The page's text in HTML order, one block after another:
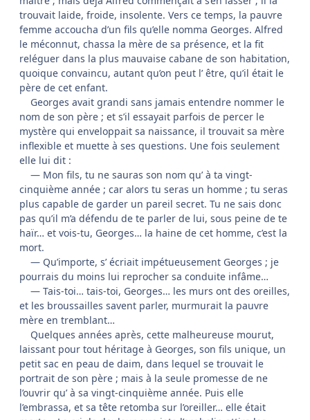
trouvait laide, froide, insolente. Vers ce temps, la pauvre
femme accoucha d’un fils qu’elle nomma Georges. Alfred
le méconnut, chassa la mère de sa présence, et la fit
reléguer dans la plus mauvaise cabane de son habitation,
quoique convaincu, autant qu’on peut l’ être, qu’il était le
père de cet enfant.
Georges avait grandi sans jamais entendre nommer le
nom de son père ; et s’il essayait parfois de percer le
mystère qui enveloppait sa naissance, il trouvait sa mère
inflexible et muette à ses questions. Une fois seulement
elle lui dit :
— Mon fils, tu ne sauras son nom qu’ à ta vingt-
cinquième année ; car alors tu seras un homme ; tu seras
plus capable de garder un pareil secret. Tu ne sais donc
pas qu’il m’a défendu de te parler de lui, sous peine de te
haïr… et vois-tu, Georges… la haine de cet homme, c’est la
mort.
— Qu’importe, s’ écriait impétueusement Georges ; je
pourrais du moins lui reprocher sa conduite infâme…
— Tais-toi… tais-toi, Georges… les murs ont des oreilles,
et les broussailles savent parler, murmurait la pauvre
mère en tremblant…
Quelques années après, cette malheureuse mourut,
laissant pour tout héritage à Georges, son fils unique, un
petit sac en peau de daim, dans lequel se trouvait le
portrait de son père ; mais à la seule promesse de ne
l’ouvrir qu’ à sa vingt-cinquième année. Puis elle
l’embrassa, et sa tête retomba sur l’oreiller… elle était